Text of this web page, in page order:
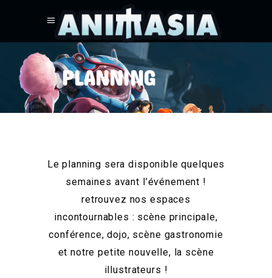
PLANNING
Le planning sera disponible quelques
semaines avant l’événement !
retrouvez nos espaces
incontournables : scène principale,
conférence, dojo, scène gastronomie
et notre petite nouvelle, la scène
illustrateurs !